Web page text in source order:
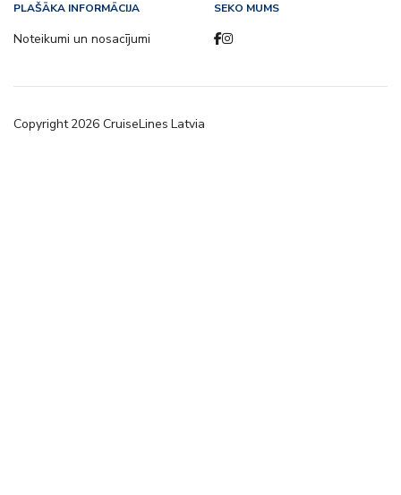
PLAŠĀKA INFORMĀCIJA
Noteikumi un nosacījumi
SEKO MUMS
Copyright2026 CruiseLines Latvia